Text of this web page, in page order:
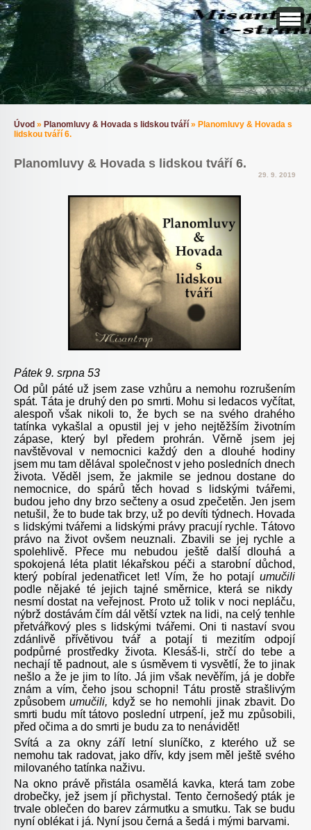
Úvod » Planomluvy & Hovada s lidskou tváří » Planomluvy & Hovada s
lidskou tváří 6.
Planomluvy & Hovada s lidskou tváří 6.
29. 9. 2019
Pátek 9. srpna 53
Od půl páté už jsem zase vzhůru a nemohu rozrušením
spát. Táta je druhý den po smrti. Mohu si ledacos vyčítat,
alespoň však nikoli to, že bych se na svého drahého
tatínka vykašlal a opustil jej v jeho nejtěžším životním
zápase, který byl předem prohrán. Věrně jsem jej
navštěvoval v nemocnici každý den a dlouhé hodiny
jsem mu tam dělával společnost v jeho posledních dnech
života. Věděl jsem, že jakmile se jednou dostane do
nemocnice, do spárů těch hovad s lidskými tvářemi,
budou jeho dny brzo sečteny a osud zpečetěn. Jen jsem
netušil, že to bude tak brzy, už po devíti týdnech. Hovada
s lidskými tvářemi a lidskými právy pracují rychle. Tátovo
právo na život ovšem neuznali. Zbavili se jej rychle a
spolehlivě. Přece mu nebudou ještě další dlouhá a
spokojená léta platit lékařskou péči a starobní důchod,
který pobíral jedenatřicet let! Vím, že ho potají umučili
podle nějaké té jejich tajné směrnice, která se nikdy
nesmí dostat na veřejnost. Proto už tolik v noci nepláču,
nýbrž dostávám čím dál větší vztek na lidi, na celý tenhle
přetvářkový ples s lidskými tvářemi. Oni ti nastaví svou
zdánlivě přívětivou tvář a potají ti mezitím odpojí
podpůrné prostředky života. Klesáš-li, strčí do tebe a
nechají tě padnout, ale s úsměvem ti vysvětlí, že to jinak
nešlo a že je jim to líto. Já jim však nevěřím, já je dobře
znám a vím, čeho jsou schopni! Tátu prostě strašlivým
způsobemumučili, když se ho nemohli jinak zbavit. Do
smrti budu mít tátovo poslední utrpení, jež mu způsobili,
před očima a do smrti je budu za to nenávidět!
Svítá a za okny září letní sluníčko, z kterého už se
nemohu tak radovat, jako dřív, kdy jsem měl ještě svého
milovaného tatínka naživu.
Na okno právě přistála osamělá kavka, která tam zobe
drobečky, jež jsem jí přichystal. Tento černošedý pták je
trvale oblečen do barev zármutku a smutku. Tak se budu
nyní oblékat i já. Nyní jsou černá a šedá i mými barvami.